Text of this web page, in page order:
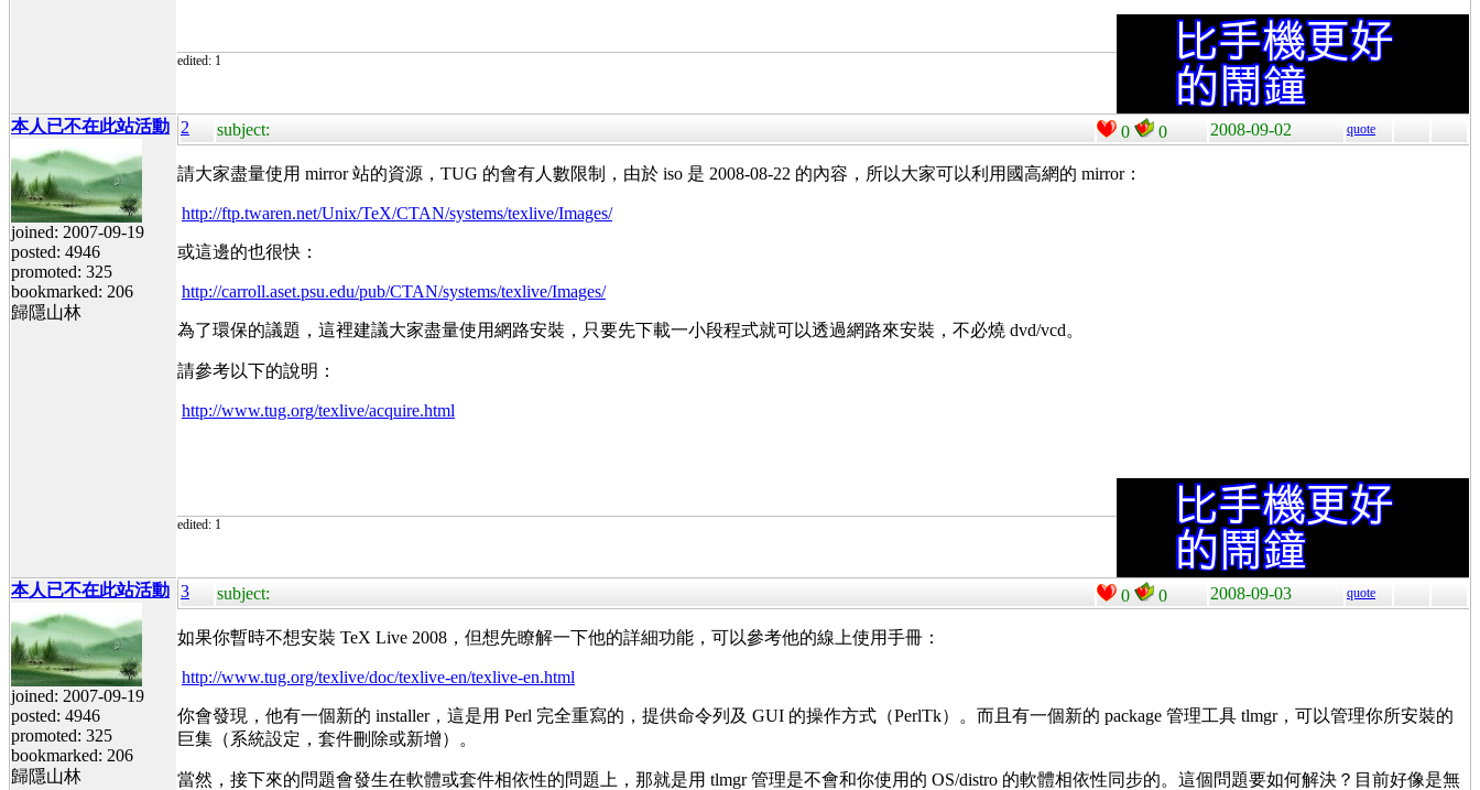
edited: 1
本人已不在此站活動
joined: 2007-09-19
posted: 4946
promoted: 325
bookmarked: 206
歸隱山林
2 subject: 0 0 2008-09-02 quote
請大家盡量使用 mirror 站的資源，TUG 的會有人數限制，由於 iso 是 2008-08-22 的內容，所以大家可以利用國高網的 mirror：
http://ftp.twaren.net/Unix/TeX/CTAN/systems/texlive/Images/
或這邊的也很快：
http://carroll.aset.psu.edu/pub/CTAN/systems/texlive/Images/
為了環保的議題，這裡建議大家盡量使用網路安裝，只要先下載一小段程式就可以透過網路來安裝，不必燒 dvd/vcd。
請參考以下的說明：
http://www.tug.org/texlive/acquire.html
edited: 1
本人已不在此站活動
joined: 2007-09-19
posted: 4946
promoted: 325
bookmarked: 206
歸隱山林
3 subject: 0 0 2008-09-03 quote
如果你暫時不想安裝 TeX Live 2008，但想先瞭解一下他的詳細功能，可以參考他的線上使用手冊：
http://www.tug.org/texlive/doc/texlive-en/texlive-en.html
你會發現，他有一個新的 installer，這是用 Perl 完全重寫的，提供命令列及 GUI 的操作方式（PerlTk）。而且有一個新的 package 管理工具 tlmgr，可以管理你所安裝的
巨集（系統設定，套件刪除或新增）。
當然，接下來的問題會發生在軟體或套件相依性的問題上，那就是用 tlmgr 管理是不會和你使用的 OS/distro 的軟體相依性同步的。這個問題要如何解決？目前好像是無